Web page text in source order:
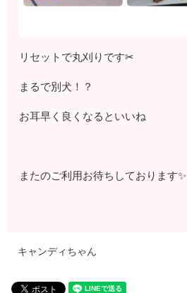
リセットで丸刈りです✂
まるで別犬！？
お耳早く良くなるといいね
またのご利用お待ちしております✨
キャンディちゃん